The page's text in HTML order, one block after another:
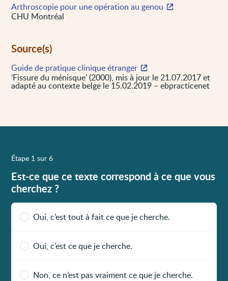
Arthroscopie pour une opération au genou
CHU Montréal
Source(s)
Guide de pratique clinique étranger
‘Fissure du ménisque’ (2000), mis à jour le 21.07.2017 et
adapté au contexte belge le 15.02.2019 – ebpracticenet
Étape 1 sur 6
Est-ce que ce texte correspond à ce que vous
cherchez ?
Oui, c’est tout à fait ce que je cherche.
Oui, c’est ce que je cherche.
Non, ce n’est pas vraiment ce que je cherche.